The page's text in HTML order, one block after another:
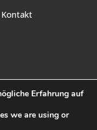
Kontakt
Erfahrung auf
we are using or